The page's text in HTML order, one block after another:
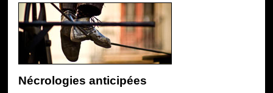
Nécrologies anticipées